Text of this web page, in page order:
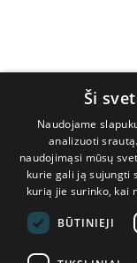
Ši
Naudojame
analizuoti
naudojimąsi mūsų
kurie gali ją sujungti
kurią jie surinko, kai
BŪTINIEJI